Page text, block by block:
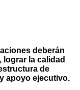
deberán
lograr la calidad
de
apoyo ejecutivo.